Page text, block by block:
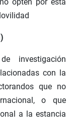
opten por esta
investigación
con la
que no
o que
a la estancia